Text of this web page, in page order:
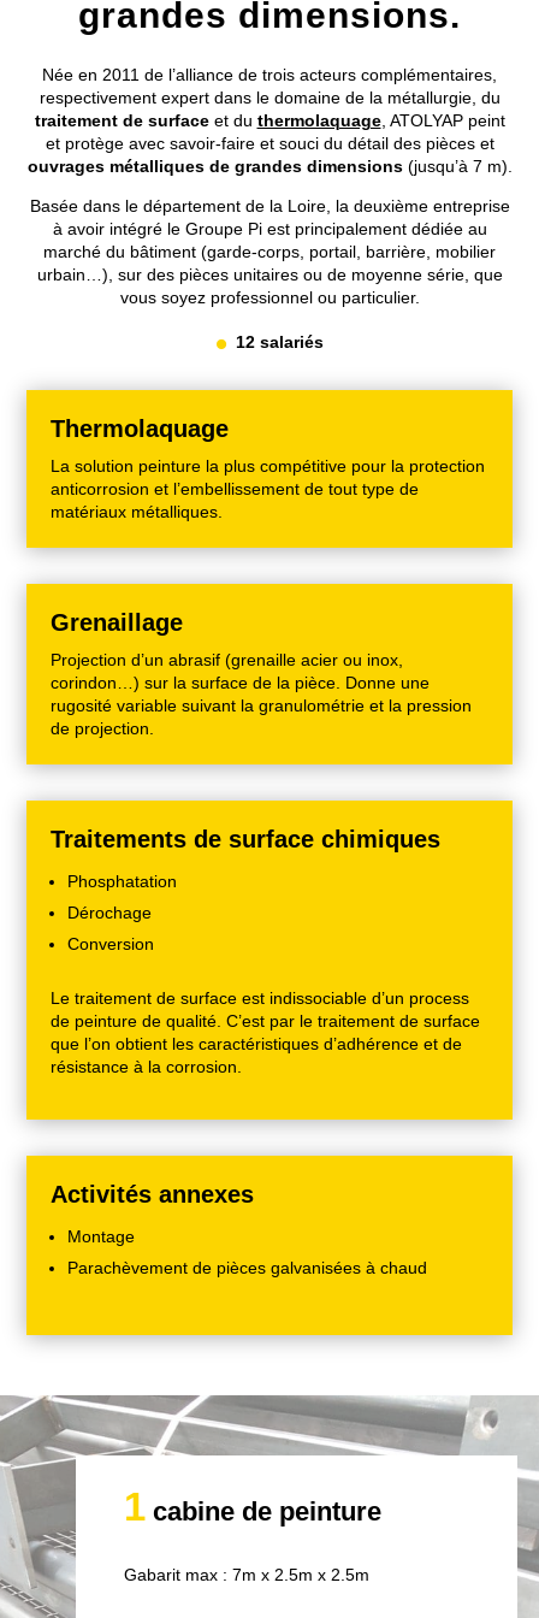
grandes dimensions.
Née en 2011 de l’alliance de trois acteurs complémentaires,
respectivement expert dans le domaine de la métallurgie, du
traitement de surfaceet du thermolaquage, ATOLYAP peint
et protège avec savoir-faire et souci du détail des pièces et
ouvrages métalliques de grandes dimensions(jusqu’à 7 m).
Basée dans le département de la Loire, la deuxième entreprise
à avoir intégré le Groupe Pi est principalement dédiée au
marché du bâtiment (garde-corps, portail, barrière, mobilier
urbain…), sur des pièces unitaires ou de moyenne série, que
vous soyez professionnel ou particulier.
12 salariés
Thermolaquage
La solution peinture la plus compétitive pour la protection
anticorrosion et l’embellissement de tout type de
matériaux métalliques.
Grenaillage
Projection d’un abrasif (grenaille acier ou inox,
corindon…) sur la surface de la pièce. Donne une
rugosité variable suivant la granulométrie et la pression
de projection.
Traitements de surface chimiques
Phosphatation
Dérochage
Conversion
Le traitement de surface est indissociable d’un process
de peinture de qualité. C’est par le traitement de surface
que l’on obtient les caractéristiques d’adhérence et de
résistance à la corrosion.
Activités annexes
Montage
Parachèvement de pièces galvanisées à chaud
1cabine de peinture
Gabarit max : 7m x 2.5m x 2.5m